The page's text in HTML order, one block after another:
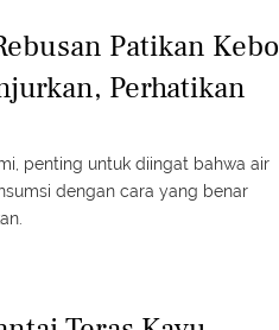
Patikan Kebo
Perhatikan
penting untuk diingat bahwa air
dengan cara yang benar